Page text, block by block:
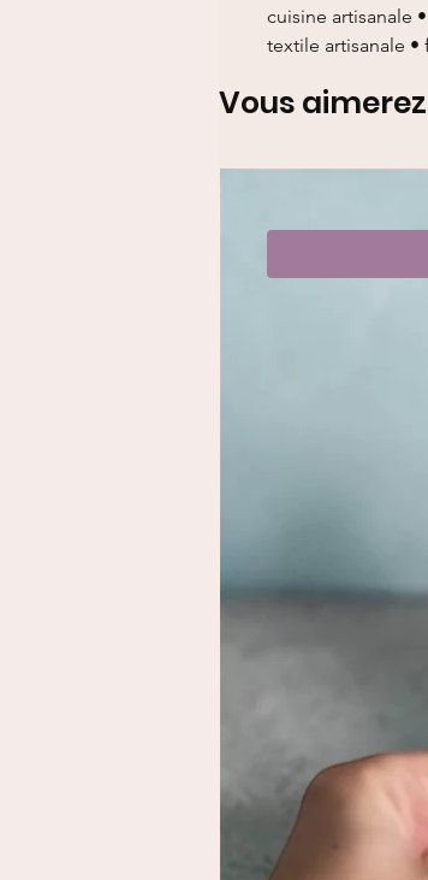
cuisine artisanale
textile artisanale
Vous